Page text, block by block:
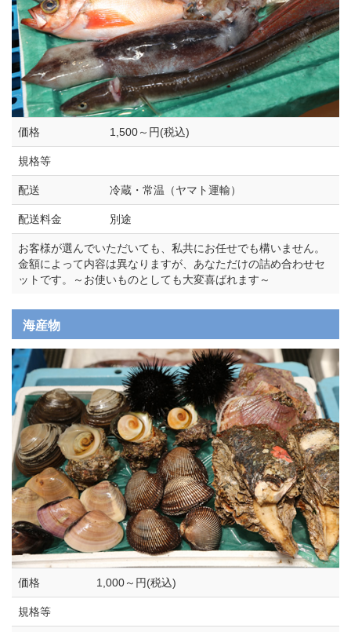
価格 1,500～円(税込)
規格等
配送 冷蔵・常温（ヤマト運輸）
配送料金 別途
お客様が選んでいただいても、私共にお任せでも構いません。
金額によって内容は異なりますが、あなただけの詰め合わせセ
ットです。～お使いものとしても大変喜ばれます～
海産物
価格 1,000～円(税込)
規格等